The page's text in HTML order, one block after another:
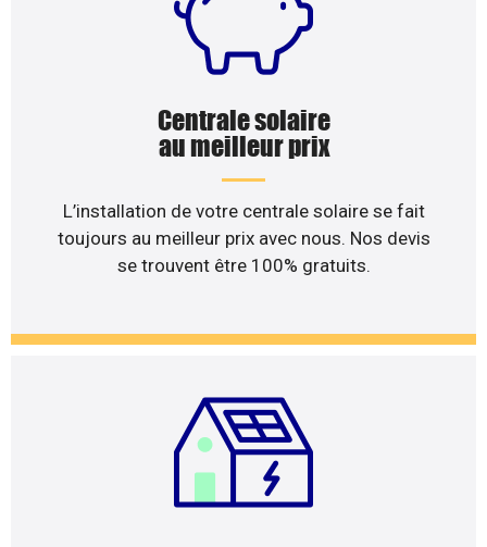
Centrale solaire
au meilleur prix
L’installation de votre centrale solaire se fait
toujours au meilleur prix avec nous. Nos devis
se trouvent être 100% gratuits.